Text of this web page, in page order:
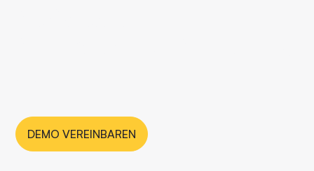
DEMO VEREINBAREN